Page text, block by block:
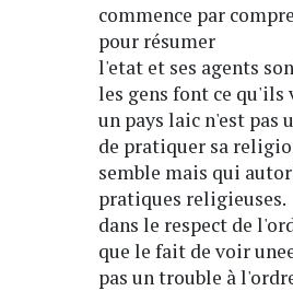
commence par
pour résumer
l'etat et ses agents
les gens font ce qu'ils
un pays laic n'est pas
de pratiquer sa
semble mais qui
pratiques religieuses.
dans le respect de
que le fait de voir
pas un trouble à